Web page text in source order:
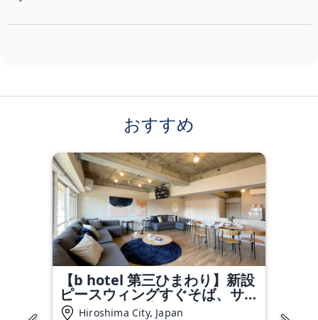
おすすめ
【b hotel 第三ひまわり】新設
ピースウィングすぐそば、サッ
カー観戦に最適アクセス 54
Hiroshima City, Japan